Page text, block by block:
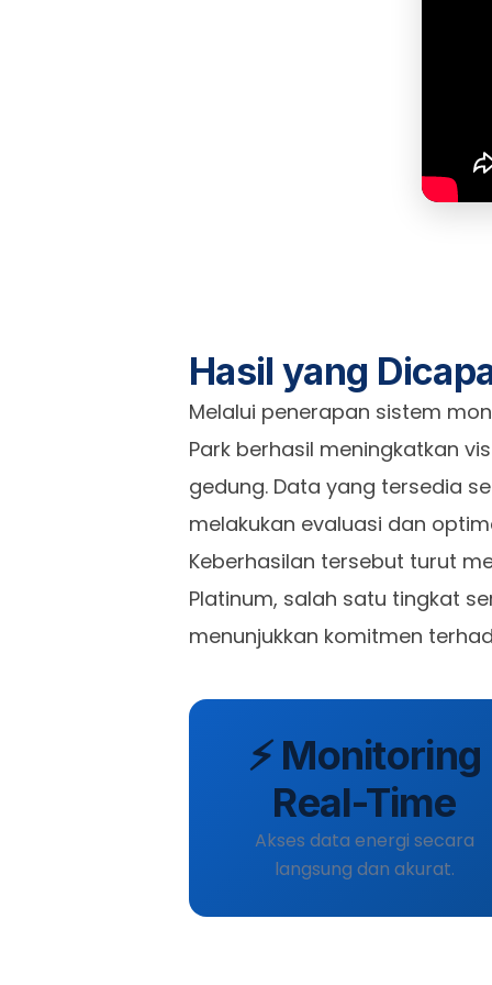
Hasil yang
Melalui penerapan sistem
Park berhasil meningkatkan
gedung. Data yang tersedia
melakukan evaluasi dan
Keberhasilan tersebut turut
Platinum, salah satu tingkat
menunjukkan komitmen
⚡ Monitoring
Real-Time
Akses data energi secara
langsung dan akurat.